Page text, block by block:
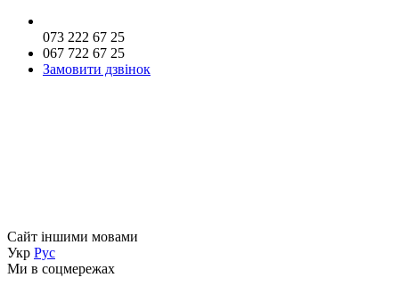
073 222 67 25
067 722 67 25
Замовити дзвінок
Сайт іншими мовами
Укр Рус
Ми в соцмережах